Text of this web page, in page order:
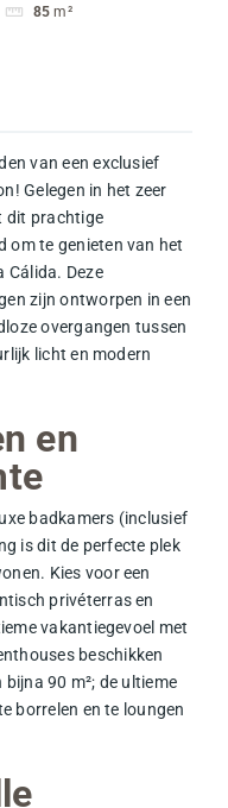
85 m²
van een exclusief
Gelegen in het zeer
dit prachtige
om te genieten van het
Cálida. Deze
zijn ontworpen in een
overgangen tussen
licht en modern
en
badkamers (inclusief
is dit de perfecte plek
Kies voor een
privéterras en
vakantiegevoel met
beschikken
bijna 90 m²; de ultieme
borrelen en te loungen